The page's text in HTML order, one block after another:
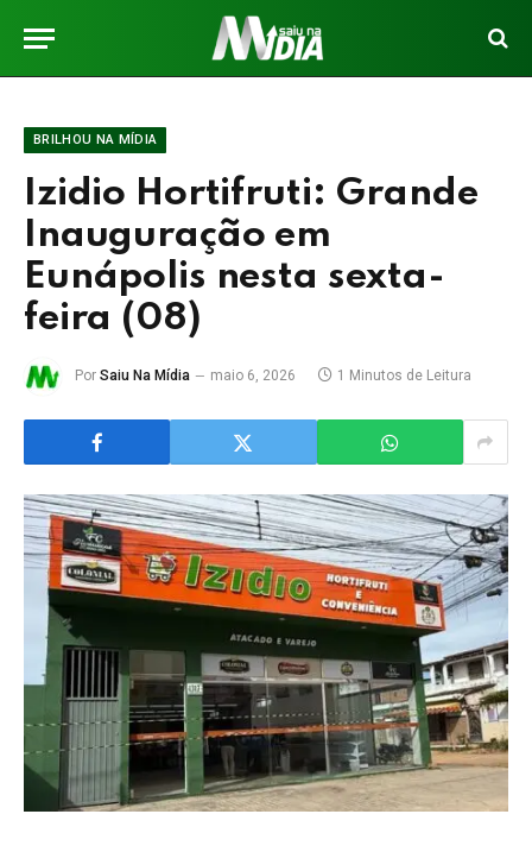
BRILHOU NA MÍDIA
Izidio Hortifruti: Grande
Inauguração em
Eunápolis nesta sexta-
feira (08)
Por Saiu Na Mídia maio 6, 2026 1 Minutos de Leitura